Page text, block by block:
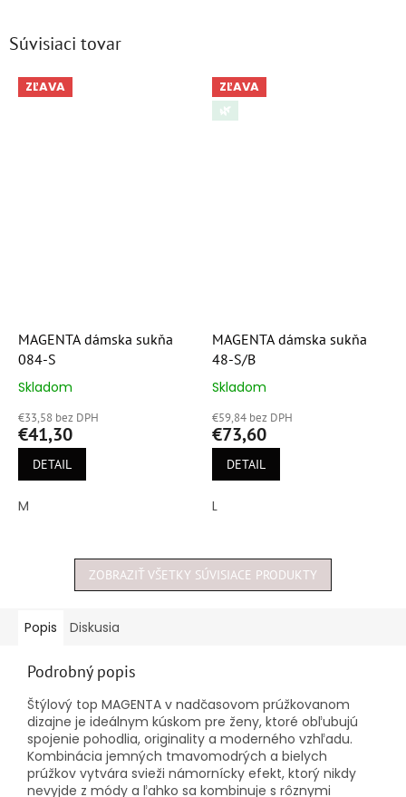
Súvisiaci tovar
ZĽAVA
MAGENTA dámska sukňa
084-S
Priemerné
produktu
je
5,0
hviezdičiek.
Skladom
€33,58 bez DPH
€41,30
DETAIL
M
ZĽAVA
🌿
MAGENTA dámska sukňa
48-S/B
Priemerné
produktu
je
5,0
hviezdičiek.
Skladom
€59,84 bez DPH
€73,60
DETAIL
L
ZOBRAZIŤ VŠETKY SÚVISIACE PRODUKTY
Popis Diskusia
Podrobný popis
Štýlový top MAGENTA v nadčasovom prúžkovanom
dizajne je ideálnym kúskom pre ženy, ktoré obľubujú
spojenie pohodlia, originality a moderného vzhľadu.
Kombinácia jemných tmavomodrých a bielych
prúžkov vytvára svieži námornícky efekt, ktorý nikdy
nevyjde z módy a ľahko sa kombinuje s rôznymi